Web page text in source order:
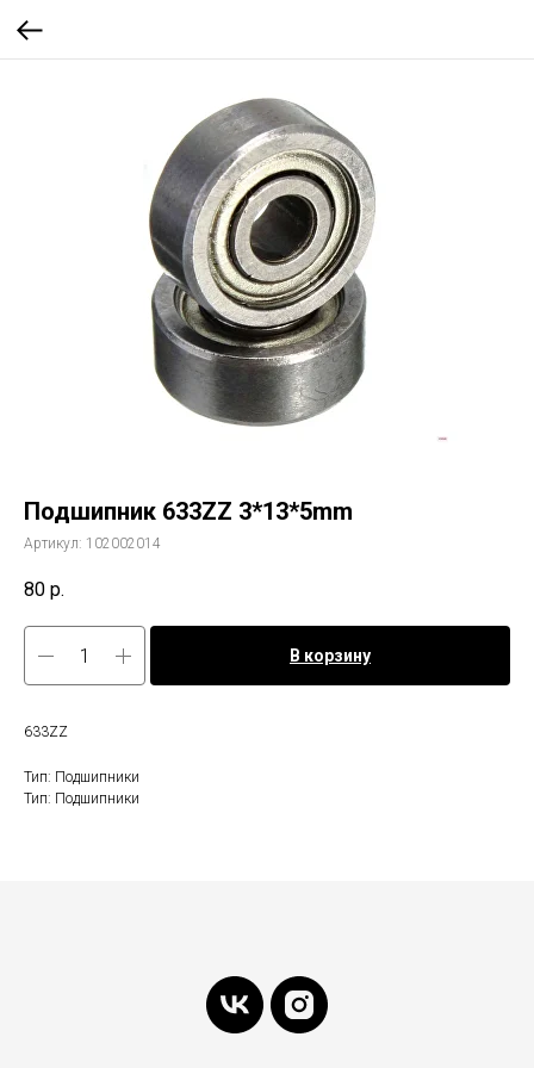
Подшипник 633ZZ 3*13*5mm
Артикул: 102002014
80 р.
В корзину
633ZZ
Тип: Подшипники
Тип: Подшипники